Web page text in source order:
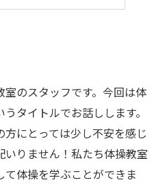
のスタッフです。今回は体
タイトルでお話しします。
にとっては少し不安を感じ
いりません！私たち体操教室
体操を学ぶことができま